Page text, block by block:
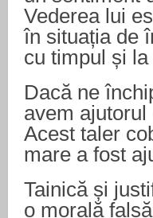
Vederea lui
în situația de
cu timpul și
Dacă ne
avem
Acest taler
mare a fost
Tainică și
o morală